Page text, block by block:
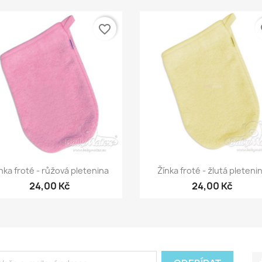
Rychlý náhled
froté - růžová pletenina
24,00 Kč
favorite_border
Rychlý náhled
Žínka froté - žlutá
24,00 Kč